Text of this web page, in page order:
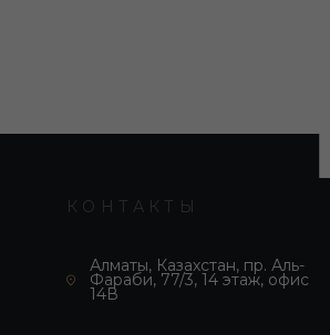
КОНТАКТЫ
Алматы, Казахстан, пр. Аль-
Фараби, 77/3, 14 этаж, офис
14В